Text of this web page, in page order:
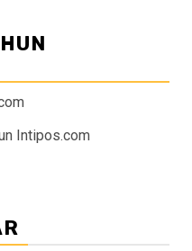
Intipos.com